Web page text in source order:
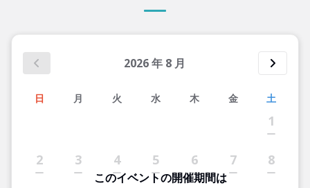
2026年 8 月
日 月 火 水 木 金 土
1
2 3 4 5 6 7 8
このイベントの開催期間は